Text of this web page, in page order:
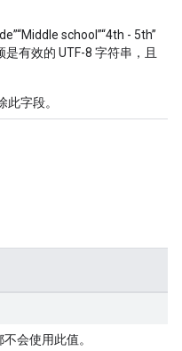
school”“4th - 5th”
是有效的 UTF-8 字符串，且
此字段。
会使用此值。